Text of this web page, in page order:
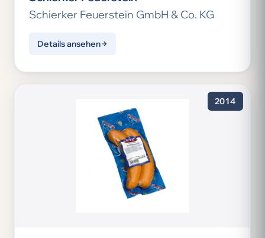
Schierker Feuerstein GmbH & Co. KG
Details ansehen
2014